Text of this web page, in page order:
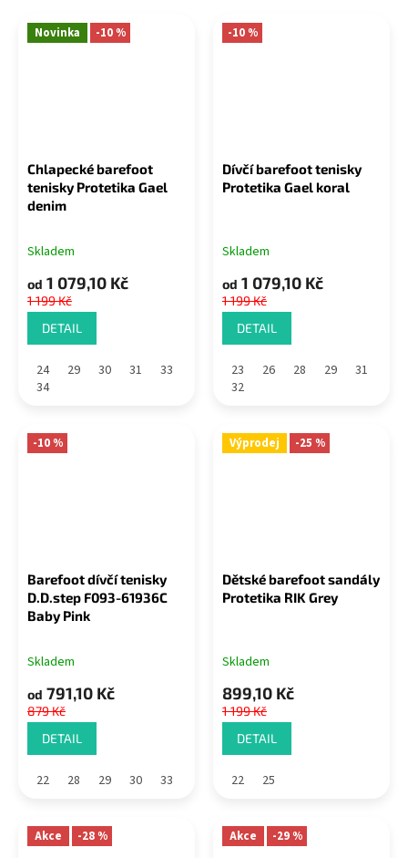
Novinka -10 %
Chlapecké barefoot
tenisky Protetika Gael
denim
Skladem
od 1 079,10 Kč
1 199 Kč
DETAIL
24 29 30 31
33
34
-10 %
Dívčí barefoot tenisky
Protetika Gael koral
Skladem
od 1 079,10 Kč
1 199 Kč
DETAIL
23 26 28 29
31
32
-10 %
Barefoot dívčí tenisky
D.D.step F093-61936C
Baby Pink
Skladem
od 791,10 Kč
879 Kč
DETAIL
22 28 29 30 33
Výprodej -25 %
Dětské barefoot sandály
Protetika RIK Grey
Skladem
899,10 Kč
1 199 Kč
DETAIL
22 25
Akce -28 % Akce -29 %